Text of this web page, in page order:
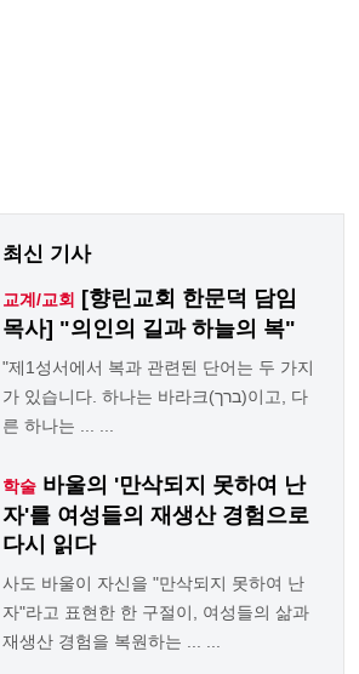
최신 기사
교계/교회
[향린교회 한문덕 담임
목사] "의인의 길과 하늘의 복"
"제1성서에서 복과 관련된 단어는 두 가지
가 있습니다. 하나는 바라크(ברך)이고, 다
른 하나는 ... ...
학술 바울의 '만삭되지 못하여 난
자'를 여성들의 재생산 경험으로
다시 읽다
사도 바울이 자신을 "만삭되지 못하여 난
자"라고 표현한 한 구절이, 여성들의 삶과
재생산 경험을 복원하는 ... ...